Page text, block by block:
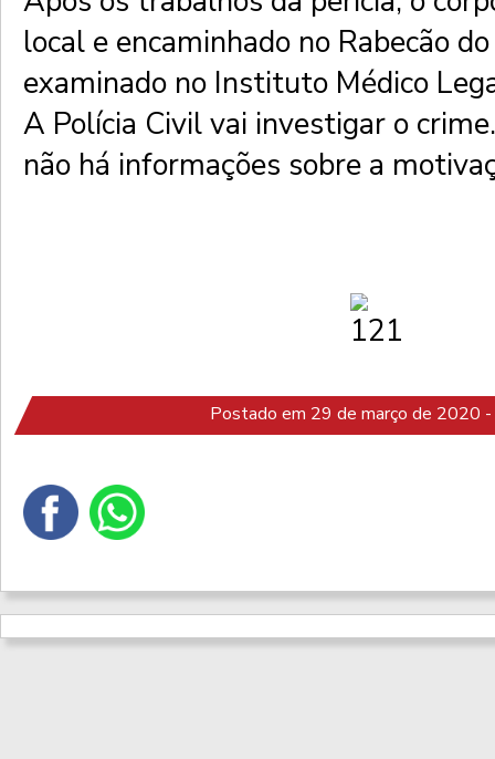
local e encaminhado no Rabecão
examinado no Instituto Médico
A Polícia Civil vai investigar o
não há informações sobre a
Postado em 29 de março de 2020